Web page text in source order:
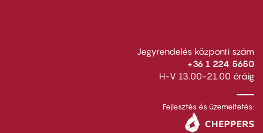
Jegyrendelés központi szám
+36 1 224 5650
H-V 13.00-21.00 óráig
Fejlesztés és üzemeltetés: